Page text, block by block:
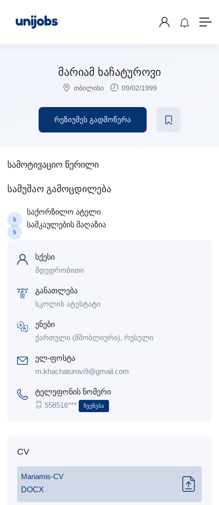
მარიამ ხაჩატუროვი
თბილისი 09/02/1999
რეზიუმეს გადმოწერა
სამოტივაციო წერილი
სამუშაო გამოცდილება
Ს
საქორზილო ატელი
Ს
სამკაულების მაღაზია
სქესი
მდედრობითი
განათლება
სკოლის ატესტატი
ენები
ქართული (მშობლიური), რუსული
ელ-ფოსტა
m.khachaturovi9@gmail.com
ტელეფონის ნომერი
558516***
Ჩვენება
CV
Mariamis-CV
DOCX